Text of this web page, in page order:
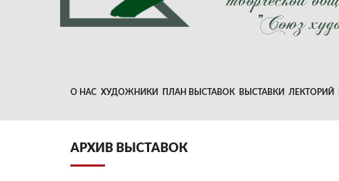
О НАС ХУДОЖНИКИ ПЛАН ВЫСТАВОК ВЫСТАВКИ ЛЕКТОРИЙ
АРХИВ ВЫСТАВОК